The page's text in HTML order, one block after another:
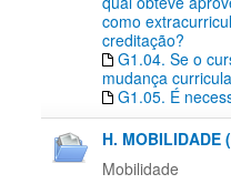
como
creditação?
G1.04. Se o
mudança
G1.05. É
H. MOBILIDADE
Mobilidade